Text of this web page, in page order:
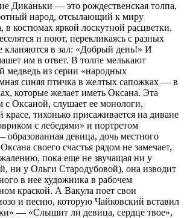
Диканьки — это рождественская толпа,
народ, отсылающий к миру
в костюмах яркой лоскутной расцветки.
и поют, перекликаясь с разных
кланяются в зал: «Добрый день!» И
им в ответ. В толпе мелькают
медведь из серии «народных
синяя птичка в желтых сапожках — в
которые желает иметь Оксана. Эта
с Оксаной, слушает ее монологи,
тихонько присаживается на диване
с лебедями» и портретом
девица, дочь местного
своего счастья рядом не замечает,
пока еще не звучащая ни у
ни у Ольги Стародубовой), она изводит
в нее художника в рабочем
краской. А Вакула поет свои
и песню, которую Чайковский вставил
— «Слышит ли девица, сердце твое»,